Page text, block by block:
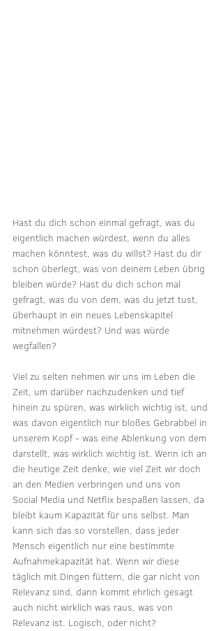
Hast du dich schon einmal gefragt, was du
eigentlich machen würdest, wenn du alles
machen könntest, was du willst? Hast du dir
schon überlegt, was von deinem Leben übrig
bleiben würde? Hast du dich schon mal
gefragt, was du von dem, was du jetzt tust,
überhaupt in ein neues Lebenskapitel
mitnehmen würdest? Und was würde
wegfallen?
Viel zu selten nehmen wir uns im Leben die
Zeit, um darüber nachzudenken und tief
hinein zu spüren, was wirklich wichtig ist, und
was davon eigentlich nur bloßes Gebrabbel in
unserem Kopf - was eine Ablenkung von dem
darstellt, was wirklich wichtig ist. Wenn ich an
die heutige Zeit denke, wie viel Zeit wir doch
an den Medien verbringen und uns von
Social Media und Netflix bespaßen lassen, da
bleibt kaum Kapazität für uns selbst. Man
kann sich das so vorstellen, dass jeder
Mensch eigentlich nur eine bestimmte
Aufnahmekapazität hat. Wenn wir diese
täglich mit Dingen füttern, die gar nicht von
Relevanz sind, dann kommt ehrlich gesagt
auch nicht wirklich was raus, was von
Relevanz ist. Logisch, oder nicht?